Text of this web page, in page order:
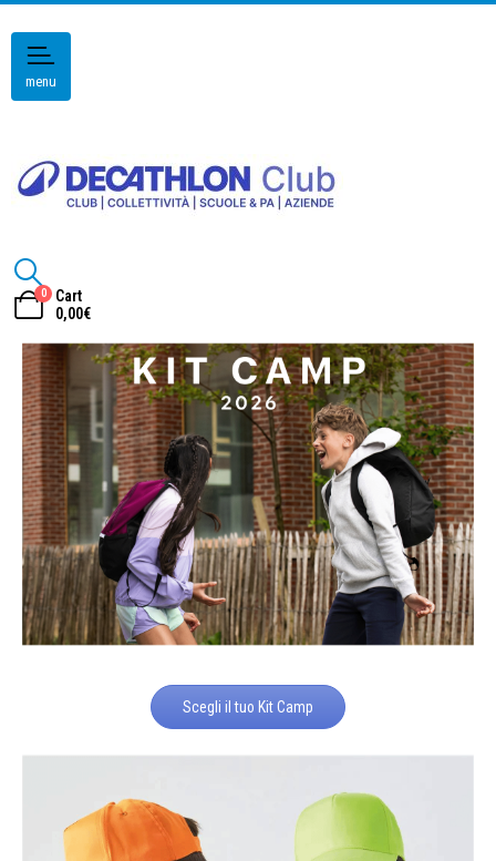
menu
0
Cart
0,00€
Scegli il tuo Kit Camp